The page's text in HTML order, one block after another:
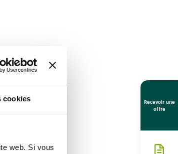
cookies
web. Si vous
Recevoir une
offre